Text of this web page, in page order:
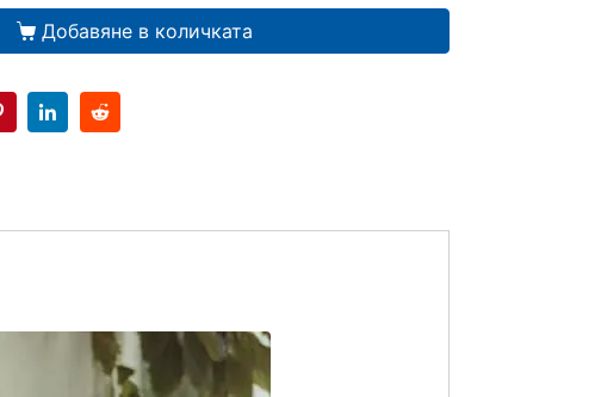
Добавяне в количката